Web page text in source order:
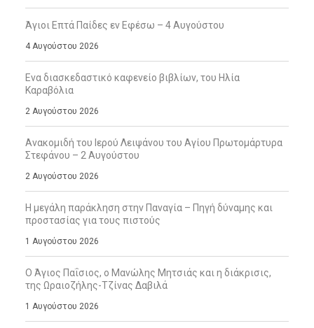
Άγιοι Επτά Παίδες εν Εφέσω – 4 Αυγούστου
4 Αυγούστου 2026
Ενα διασκεδαστικό καφενείο βιβλίων, του Ηλία
Καραβόλια
2 Αυγούστου 2026
Ανακομιδή του Ιερού Λειψάνου του Αγίου Πρωτομάρτυρα
Στεφάνου – 2 Αυγούστου
2 Αυγούστου 2026
Η μεγάλη παράκληση στην Παναγία – Πηγή δύναμης και
προστασίας για τους πιστούς
1 Αυγούστου 2026
Ο Άγιος Παΐσιος, ο Μανώλης Μητσιάς και η διάκρισις,
της Ωραιοζήλης-Τζίνας Δαβιλά
1 Αυγούστου 2026